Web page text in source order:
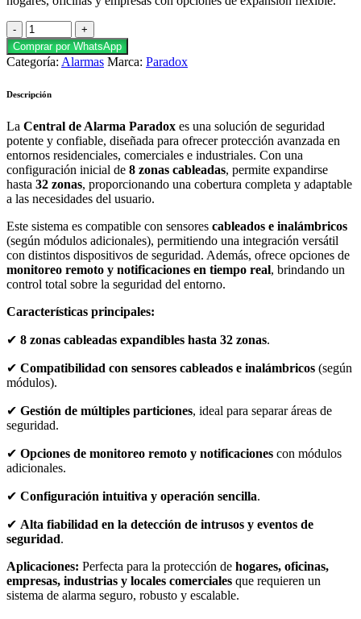
Comprar por WhatsApp
Categoría: Alarmas Marca: Paradox
Descripción
La Central de Alarma Paradox es una solución de seguridad
potente y confiable, diseñada para ofrecer protección avanzada en
entornos residenciales, comerciales e industriales. Con una
configuración inicial de 8 zonas cableadas, permite expandirse
hasta 32 zonas, proporcionando una cobertura completa y adaptable
a las necesidades del usuario.
Este sistema es compatible con sensores cableados e inalámbricos
(según módulos adicionales), permitiendo una integración versátil
con distintos dispositivos de seguridad. Además, ofrece opciones de
monitoreo remoto y notificaciones en tiempo real, brindando un
control total sobre la seguridad del entorno.
Características principales:
✔ 8 zonas cableadas expandibles hasta 32 zonas.
✔ Compatibilidad con sensores cableados e inalámbricos (según
módulos).
✔ Gestión de múltiples particiones, ideal para separar áreas de
seguridad.
✔ Opciones de monitoreo remoto y notificaciones con módulos
adicionales.
✔ Configuración intuitiva y operación sencilla.
✔ Alta fiabilidad en la detección de intrusos y eventos de
seguridad.
Aplicaciones: Perfecta para la protección de hogares, oficinas,
empresas, industrias y locales comerciales que requieren un
sistema de alarma seguro, robusto y escalable.